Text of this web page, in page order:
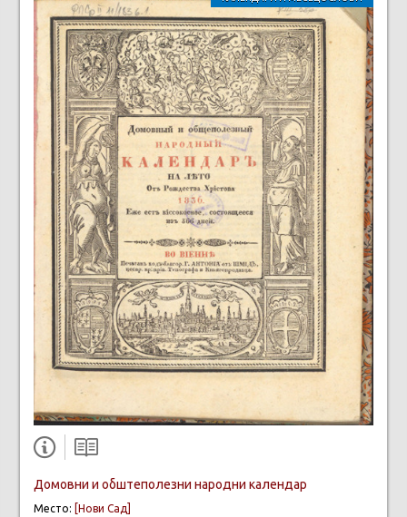
Домовни и обштеполезни народни календар
Место: [Нови Сад]